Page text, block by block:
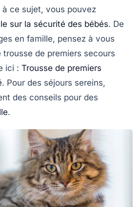
ce sujet, vous pouvez
sur la sécurité des bébés. De
en famille, pensez à vous
trousse de premiers secours
ici : Trousse de premiers
. Pour des séjours sereins,
des conseils pour des
.